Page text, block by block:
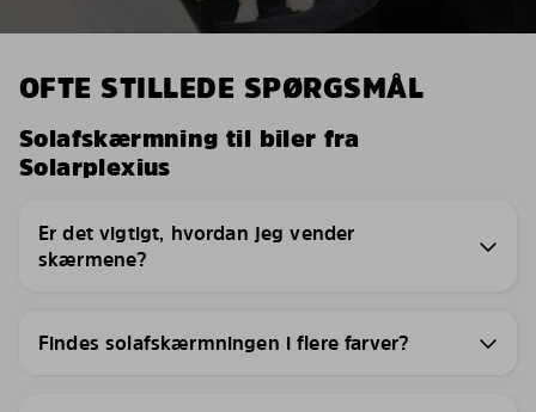
OFTE STILLEDE SPØRGSMÅL
Solafskærmning til biler fra
Solarplexius
Er det vigtigt, hvordan jeg vender
skærmene?
Findes solafskærmningen i flere farver?